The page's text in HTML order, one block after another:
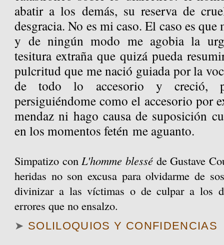
abatir a los demás, su reserva de
desgracia. No es mi caso. El caso es
y de ningún modo me agobia la
tesitura extraña que quizá pueda
pulcritud que me nació guiada por la
de todo lo accesorio y creció,
persiguiéndome como el accesorio por
mendaz ni hago causa de suposición
en los momentos fetén me aguanto.
Simpatizo conL'homme blessé de Gustave
heridas no son excusa para olvidarme de
divinizar a las víctimas o de culpar a los
errores que no ensalzo.
➤ SOLILOQUIOS Y CONFIDENCIAS